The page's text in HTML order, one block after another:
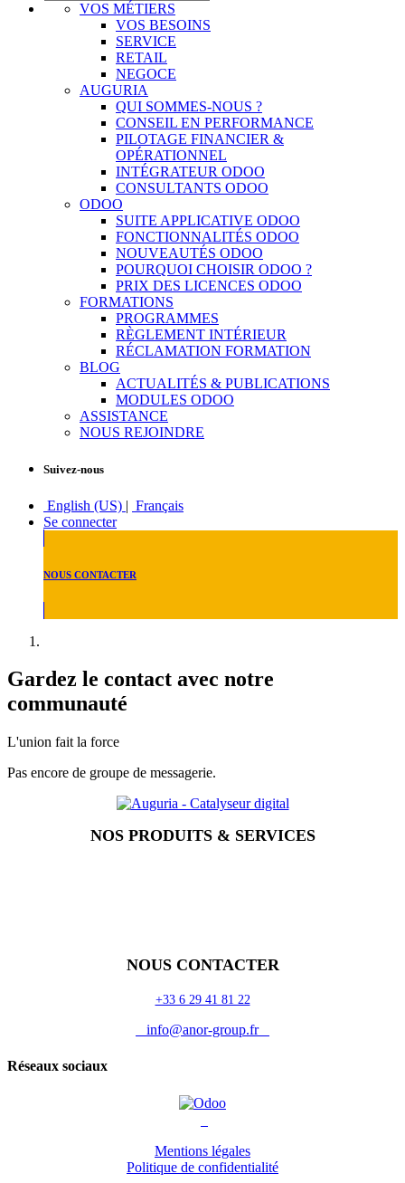
VOS MÉTIERS
VOS BESOINS
SERVICE
RETAIL
NEGOCE
AUGURIA
QUI SOMMES-NOUS ?
CONSEIL EN PERFORMANCE
PILOTAGE FINANCIER &
OPÉRATIONNEL
INTÉGRATEUR ODOO
CONSULTANTS ODOO
ODOO
SUITE APPLICATIVE ODOO
FONCTIONNALITÉS ODOO
NOUVEAUTÉS ODOO
POURQUOI CHOISIR ODOO ?
PRIX DES LICENCES ODOO
FORMATIONS
PROGRAMMES
RÈGLEMENT INTÉRIEUR
RÉCLAMATION FORMATION
BLOG
ACTUALITÉS & PUBLICATIONS
MODULES ODOO
ASSISTANCE
NOUS REJOINDRE
Suivez-nous
English (US) | Français
Se connecter
NOUS CONTACTER
Gardez le contact avec notre
communauté
L'union fait la force
Pas encore de groupe de messagerie.
NOS PRODUITS & SERVICES
NOUS CONTACTER
+33 6 29 41 81 22
info@anor-group.fr
Réseaux sociaux
Mentions légales
Politique de confidentialité